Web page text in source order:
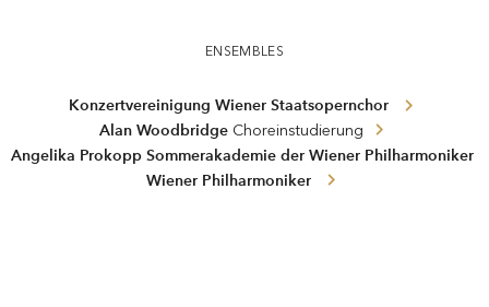
ENSEMBLES
Konzertvereinigung Wiener Staatsopernchor
Alan Woodbridge Choreinstudierung
Angelika Prokopp Sommerakademie der Wiener Philharmoniker
Wiener Philharmoniker